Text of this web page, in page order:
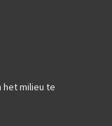
het milieu te